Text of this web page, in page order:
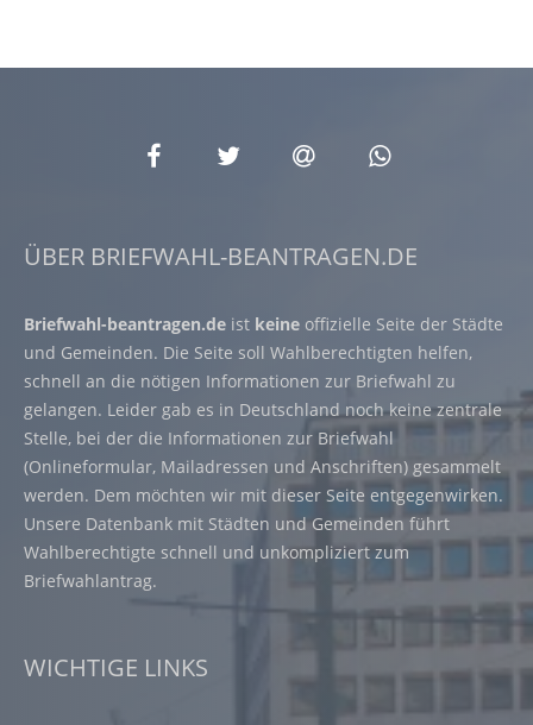
ÜBER BRIEFWAHL-BEANTRAGEN.DE
Briefwahl-beantragen.de ist keine offizielle Seite der Städte
und Gemeinden. Die Seite soll Wahlberechtigten helfen,
schnell an die nötigen Informationen zur Briefwahl zu
gelangen. Leider gab es in Deutschland noch keine zentrale
Stelle, bei der die Informationen zur Briefwahl
(Onlineformular, Mailadressen und Anschriften) gesammelt
werden. Dem möchten wir mit dieser Seite entgegenwirken.
Unsere Datenbank mit Städten und Gemeinden führt
Wahlberechtigte schnell und unkompliziert zum
Briefwahlantrag.
WICHTIGE LINKS